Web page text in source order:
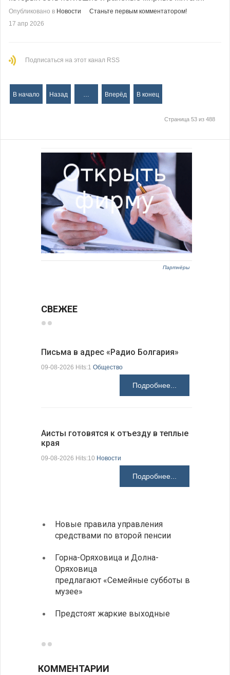
Опубликовано в Новости
Станьте первым комментатором!
17 апр 2026
Подписаться на этот канал RSS
В начало Назад … Вперёд В конец
Страница 53 из 488
Партнёры
СВЕЖЕЕ
Письма в адрес «Радио Болгария»
09-08-2026 Hits:1 Общество
Подробнее...
Аисты готовятся к отъезду в теплые
края
09-08-2026 Hits:10 Новости
Подробнее...
Новые правила управления
средствами по второй пенсии
Горна-Оряховица и Долна-
Оряховица
предлагают «Семейные субботы в
музее»
Предстоят жаркие выходные
КОММЕНТАРИИ